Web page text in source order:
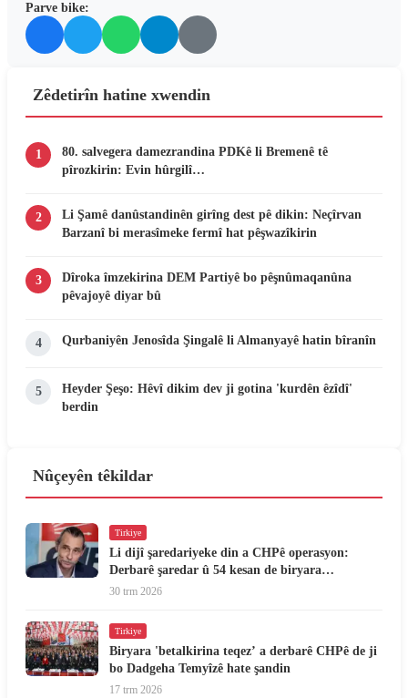
Parve bike:
Zêdetirîn hatine xwendin
1
80. salvegera damezrandina PDKê li Bremenê tê
pîrozkirin: Evin hûrgilî…
2
Li Şamê danûstandinên girîng dest pê dikin: Neçîrvan
Barzanî bi merasîmeke fermî hat pêşwazîkirin
3
Dîroka îmzekirina DEM Partiyê bo pêşnûmaqanûna
pêvajoyê diyar bû
4 Qurbaniyên Jenosîda Şingalê li Almanyayê hatin bîranîn
5
Heyder Şeşo: Hêvî dikim dev ji gotina 'kurdên êzîdî'
berdin
Nûçeyên têkildar
Tirkiye
Li dijî şaredariyeke din a CHPê operasyon:
Derbarê şaredar û 54 kesan de biryara
binçavkirin hat dayîn
30 trm 2026
Tirkiye
Biryara 'betalkirina teqez’ a derbarê CHPê de ji
bo Dadgeha Temyîzê hate şandin
17 trm 2026